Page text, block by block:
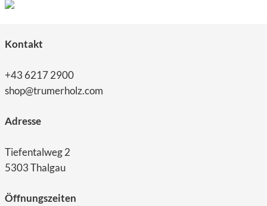
Kontakt
+43 6217 2900
shop@trumerholz.com
Adresse
Tiefentalweg 2
5303 Thalgau
Öffnungszeiten